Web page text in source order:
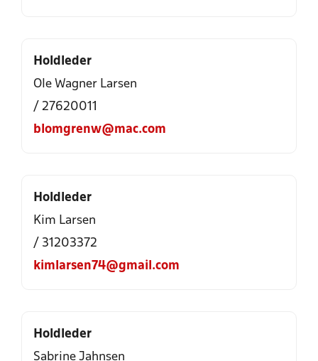
Holdleder
Ole Wagner Larsen
/ 27620011
blomgrenw@mac.com
Holdleder
Kim Larsen
/ 31203372
kimlarsen74@gmail.com
Holdleder
Sabrine Jahnsen